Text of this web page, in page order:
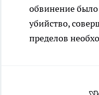
обвинение
убийство,
пределов